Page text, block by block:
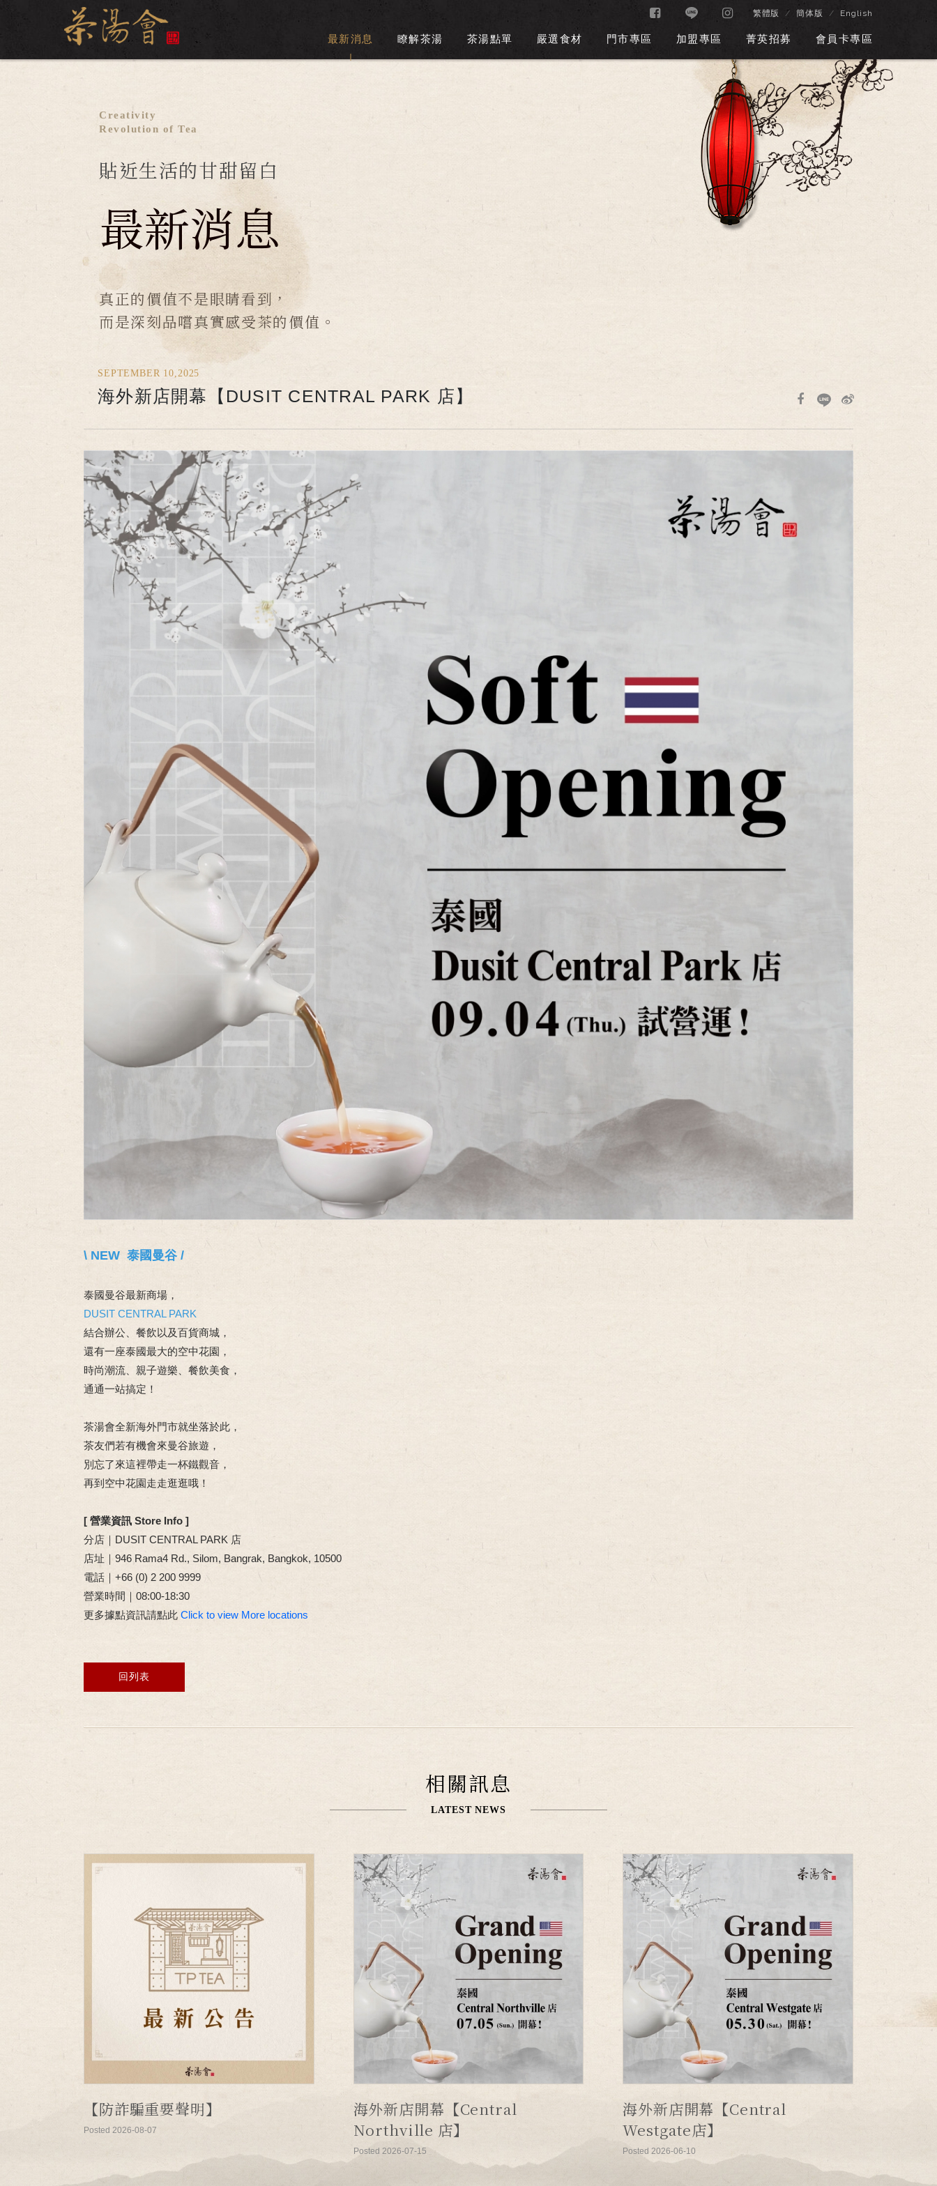
繁體版 簡体版 English
最新消息 瞭解茶湯 茶湯點單 嚴選食材 門市專區 加盟專區 菁英招募 會員卡專區
Creativity
Revolution of Tea
貼近生活的甘甜留白
最新消息
真正的價值不是眼睛看到，
而是深刻品嚐真實感受茶的價值。
SEPTEMBER 10,2025
海外新店開幕【DUSIT CENTRAL PARK 店】
\ NEW 泰國曼谷 /
泰國曼谷最新商場，
DUSIT CENTRAL PARK
結合辦公、餐飲以及百貨商城，
還有一座泰國最大的空中花園，
時尚潮流、親子遊樂、餐飲美食，
通通一站搞定！
茶湯會全新海外門市就坐落於此，
茶友們若有機會來曼谷旅遊，
別忘了來這裡帶走一杯鐵觀音，
再到空中花園走走逛逛哦！
[ 營業資訊 Store Info ]
分店｜DUSIT CENTRAL PARK 店
店址｜946 Rama4 Rd., Silom, Bangrak, Bangkok, 10500
電話｜+66 (0) 2 200 9999
營業時間｜08:00-18:30
更多據點資訊請點此 Click to view More locations
回列表
相關訊息
LATEST NEWS
【防詐騙重要聲明】
Posted 2026-08-07
海外新店開幕【Central
Northville 店】
Posted 2026-07-15
海外新店開幕【Central
Westgate店】
Posted 2026-06-10